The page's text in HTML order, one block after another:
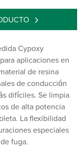
Cypoxy
aplicaciones en
de resina
de conducción
difíciles. Se limpia
de alta potencia
La flexibilidad
especiales
fuga.